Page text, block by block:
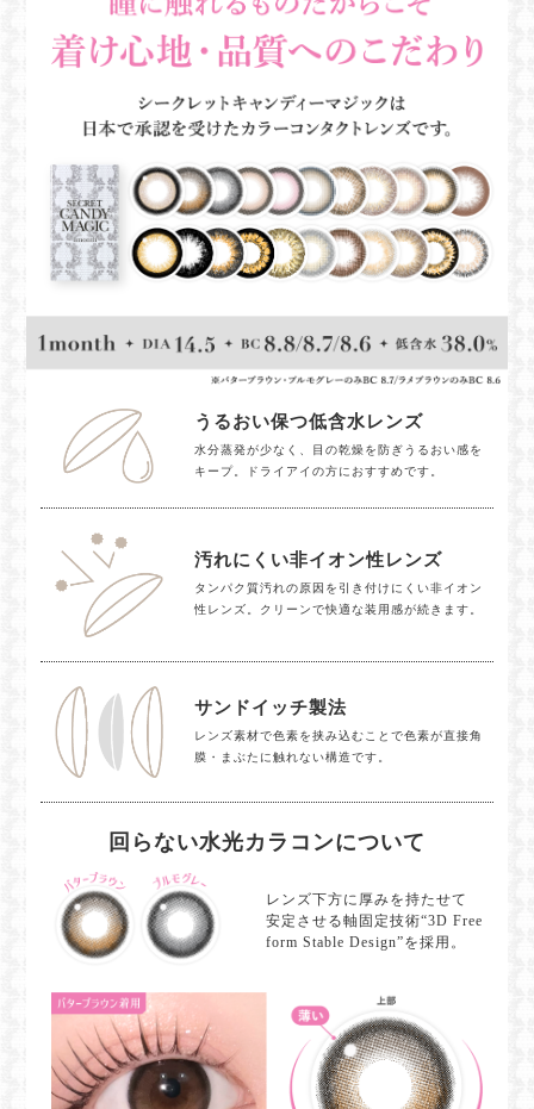
うるおい保つ低含水レンズ
水分蒸発が少なく、目の乾燥を防ぎうるおい感を
キープ。ドライアイの方におすすめです。
汚れにくい非イオン性レンズ
タンパク質汚れの原因を引き付けにくい非イオン
性レンズ。クリーンで快適な装用感が続きます。
サンドイッチ製法
レンズ素材で色素を挟み込むことで色素が直接角
膜・まぶたに触れない構造です。
回らない水光カラコンについて
レンズ下方に厚みを持たせて
安定させる軸固定技術“3D Free
form Stable Design”を採用。